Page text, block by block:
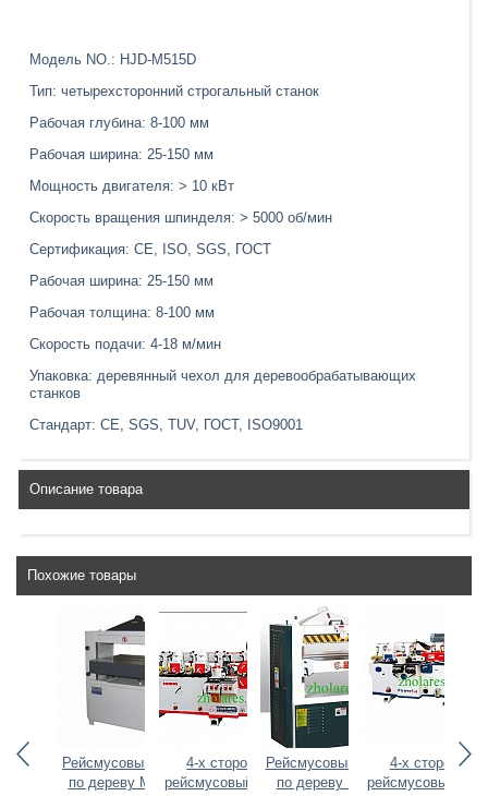
Модель NO.: HJD-M515D
Тип: четырехсторонний строгальный станок
Рабочая глубина: 8-100 мм
Рабочая ширина: 25-150 мм
Мощность двигателя: > 10 кВт
Скорость вращения шпинделя: > 5000 об/мин
Сертификация: CE, ISO, SGS, ГОСТ
Рабочая ширина: 25-150 мм
Рабочая толщина: 8-100 мм
Скорость подачи: 4-18 м/мин
Упаковка: деревянный чехол для деревообрабатывающих
станков
Стандарт: CE, SGS, TUV, ГОСТ, ISO9001
Описание товара
Похожие товары
по дереву
Рейсмусовый станок
по дереву MB106D
4-х сторонний
рейсмусовый станок
Рейсмусовый станок
по дереву MB106
4-х сторонний
рейсмусовый